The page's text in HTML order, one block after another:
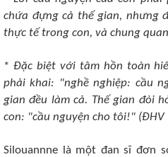
chứa đựng cả thế gian, nhưng
thực tế trong con, và chung
* Ðặc biệt với tâm hồn toàn
phải khai: "nghề nghiệp: cầu
gian đều làm cả. Thế gian đòi
con: "cầu nguyện cho tôi!" (ÐHV
Silouannne là một đan sĩ đơn